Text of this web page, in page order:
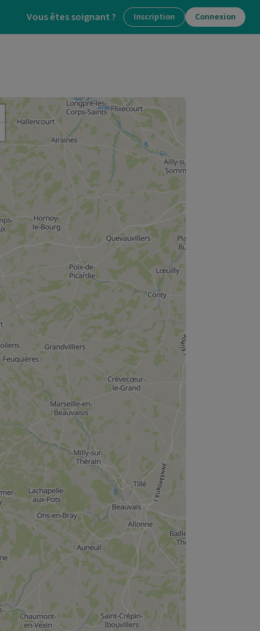
Vous êtes soignant ? Inscription Connexion